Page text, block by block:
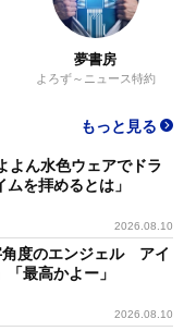
夢書房
よろず～ニュース特約
もっと見る
ん水色ウェアでドラ
を拝めるとは」
2026.08.10
度のエンジェル アイ
最高かよー」
2026.08.10